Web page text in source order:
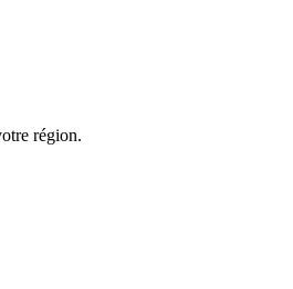
région.